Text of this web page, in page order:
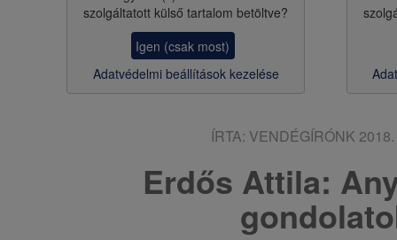
szolgáltatott külső tartalom betöltve?
Igen (csak most)
Adatvédelmi beállítások kezelése
ÍRTA: VENDÉGÍRÓNK
Erdős Attila: